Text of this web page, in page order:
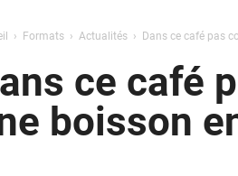
Formats Actualités Dans ce café pas
ce café
boisson